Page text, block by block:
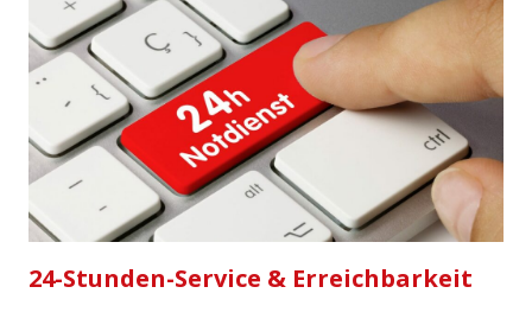
24-Stunden-Service & Erreichbarkeit